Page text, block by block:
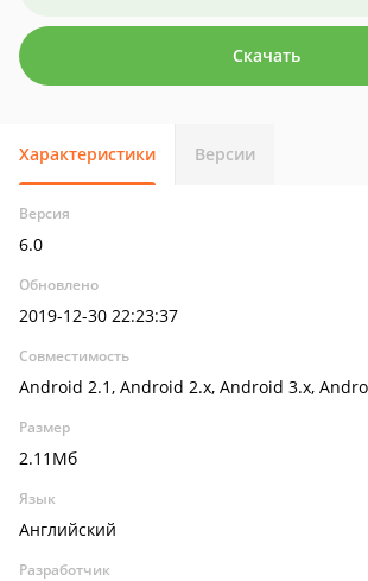
Скачать
Характеристики Версии
Версия
6.0
Обновлено
2019-12-30 22:23:37
Совместимость
Android 2.1, Android 2.x, Android 3.x,
Размер
2.11Мб
Язык
Английский
Разработчик